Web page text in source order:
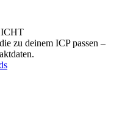
zu deinem ICP passen –